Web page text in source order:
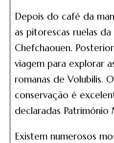
Depois do café da
as pitorescas ruelas
Chefchaouen.
viagem para explorar
romanas de Volubilis.
conservação é
declaradas Património
Existem numerosos